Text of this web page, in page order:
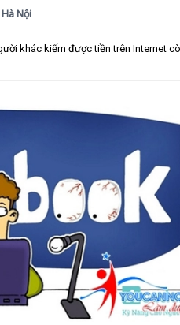
Nội
khác kiếm được tiền trên Internet